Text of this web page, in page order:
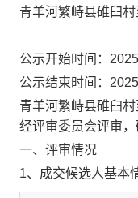
青羊河繁峙县碓臼
公示开始时间：
公示结束时间：
青羊河繁峙县碓臼
经评审委员会评审，
一、评审情况
1、成交候选人基本